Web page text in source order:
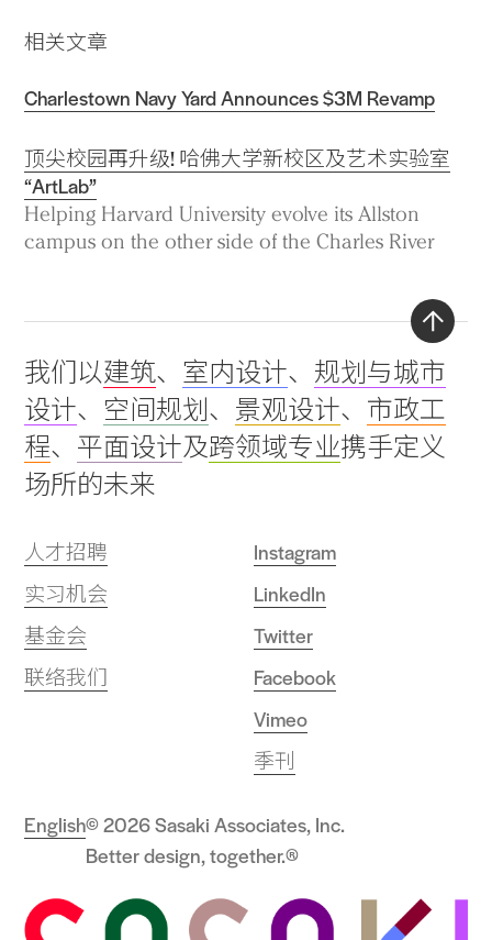
相关文章
Charlestown Navy Yard Announces $3M Revamp
顶尖校园再升级! 哈佛大学新校区及艺术实验室
“ArtLab”
Helping Harvard University evolve its Allston
campus on the other side of the Charles River
我们以建筑、 室内设计、 规划与城市
设计、 空间规划 、 景观设计、 市政工
程、 平面设计及跨领域专业携手定义
场所的未来
人才招聘
实习机会
基金会
联络我们
Instagram
LinkedIn
Twitter
Facebook
Vimeo
季刊
© 2026 Sasaki Associates, Inc.
Better design, together.®
English
Back
to
top